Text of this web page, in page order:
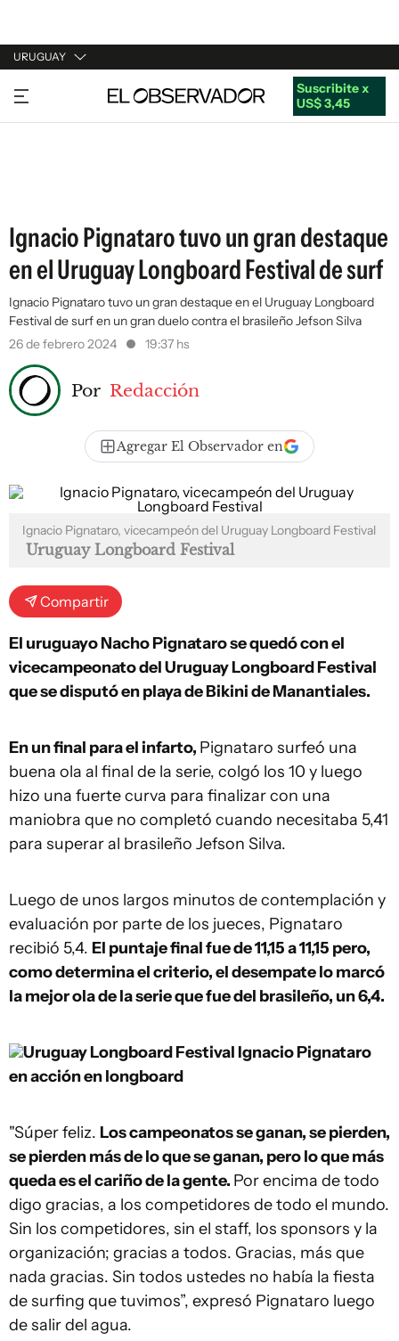
URUGUAY
URUGUAY
ARGENTINA
Suscribite x
US$ 3,45
Ignacio Pignataro tuvo un gran destaque
en el Uruguay Longboard Festival de surf
Ignacio Pignataro tuvo un gran destaque en el Uruguay Longboard
Festival de surf en un gran duelo contra el brasileño Jefson Silva
26 de febrero 2024
19:37 hs
Por Redacción
Agregar El Observador en
Ignacio Pignataro, vicecampeón del Uruguay Longboard Festival
Uruguay Longboard Festival
Compartir
El uruguayo Nacho Pignataro se quedó con el
vicecampeonato del Uruguay Longboard Festival
que se disputó en playa de Bikini de Manantiales.
En un final para el infarto, Pignataro surfeó una
buena ola al final de la serie, colgó los 10 y luego
hizo una fuerte curva para finalizar con una
maniobra que no completó cuando necesitaba 5,41
para superar al brasileño Jefson Silva.
Luego de unos largos minutos de contemplación y
evaluación por parte de los jueces, Pignataro
recibió 5,4. El puntaje final fue de 11,15 a 11,15 pero,
como determina el criterio, el desempate lo marcó
la mejor ola de la serie que fue del brasileño, un 6,4.
Uruguay Longboard Festival Ignacio Pignataro
en acción en longboard
"Súper feliz. Los campeonatos se ganan, se pierden,
se pierden más de lo que se ganan, pero lo que más
queda es el cariño de la gente. Por encima de todo
digo gracias, a los competidores de todo el mundo.
Sin los competidores, sin el staff, los sponsors y la
organización; gracias a todos. Gracias, más que
nada gracias. Sin todos ustedes no había la fiesta
de surfing que tuvimos”, expresó Pignataro luego
de salir del agua.